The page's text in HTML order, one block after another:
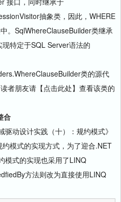
抽象类，因此，WHERE
。SqlWhereClauseBuilder类继承
特定于SQL Server语法的
类的源代
者朋友请【点击此处】查看该类的
合
动设计实践（十）：规约模式》
模式的实现方式，为了迎合.NET
模式的实现也采用了LINQ
方法则改为直接使用LINQ